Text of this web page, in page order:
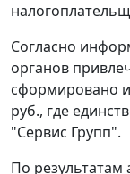
Согласно
органов
сформировано
руб., где
"Сервис Групп".
По результатам